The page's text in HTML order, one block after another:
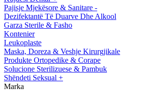
Pajisje Mjekësore & Sanitare -
Dezifektantë Të Duarve Dhe Alkool
Garza Sterile & Fasho
Kontenier
Leukoplaste
Maska, Doreza & Veshje Kirurgjikale
Produkte Ortopedike & Corape
Solucione Sterilizuese & Pambuk
Shëndeti Seksual +
Marka